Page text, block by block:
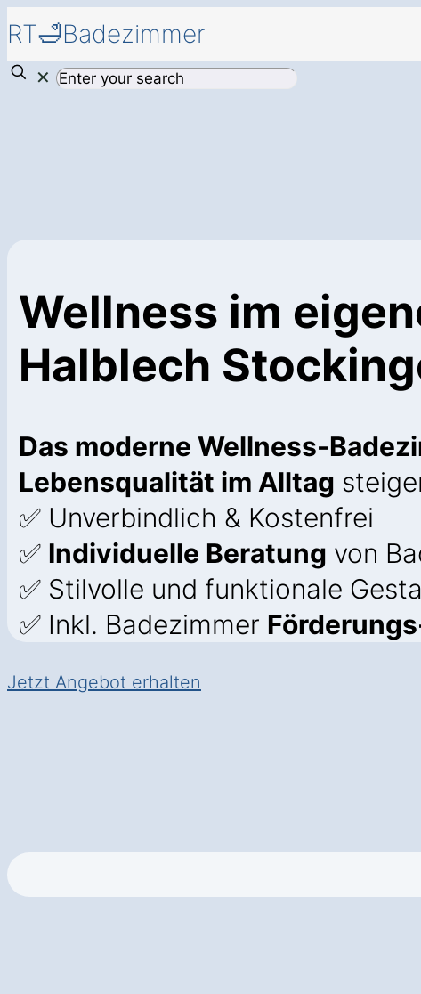
RT🛁Badezimmer
✕
Wellness im
Halblech
Das moderne Wellness-
Lebensqualität im Alltag
✅ Unverbindlich & Kostenfrei
✅ Individuelle Beratung von
✅ Stilvolle und funktionale
✅ Inkl. Badezimmer
Jetzt Angebot erhalten